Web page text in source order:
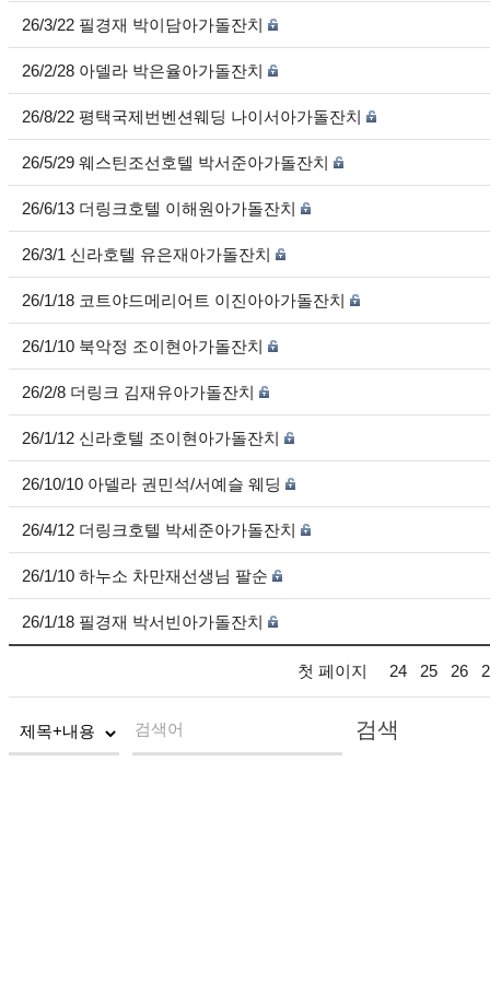
26/3/22 필경재 박이담아가돌잔치
26/2/28 아델라 박은율아가돌잔치
26/8/22 평택국제번벤션웨딩 나이서아가돌잔치
26/5/29 웨스틴조선호텔 박서준아가돌잔치
26/6/13 더링크호텔 이해원아가돌잔치
26/3/1 신라호텔 유은재아가돌잔치
26/1/18 코트야드메리어트 이진아아가돌잔치
26/1/10 북악정 조이현아가돌잔치
26/2/8 더링크 김재유아가돌잔치
26/1/12 신라호텔 조이현아가돌잔치
26/10/10 아델라 권민석/서예슬 웨딩
26/4/12 더링크호텔 박세준아가돌잔치
26/1/10 하누소 차만재선생님 팔순
26/1/18 필경재 박서빈아가돌잔치
첫 페이지 24 25 26
검색어 검색